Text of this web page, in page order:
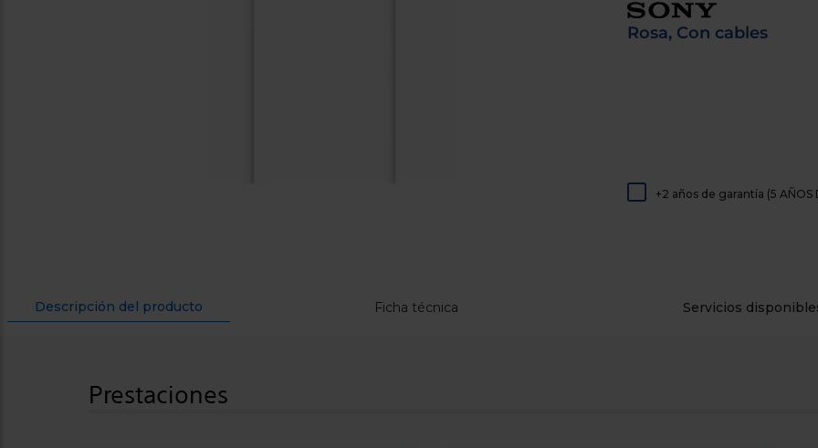
de
dispositivos
táctiles
Rosa, Con cables
+2 años de garantía (5 AÑOS
Descripción del producto Ficha técnica Servicios
Prestaciones